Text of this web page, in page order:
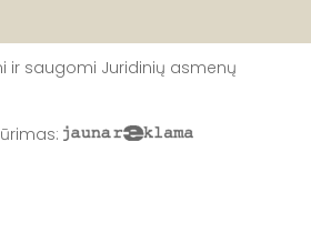
ir saugomi Juridinių asmenų
: